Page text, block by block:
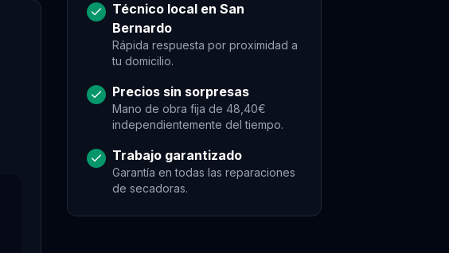
Técnico local en San
Bernardo
Rápida respuesta por proximidad a
tu domicilio.
Precios sin sorpresas
Mano de obra fija de 48,40€
independientemente del tiempo.
Trabajo garantizado
Garantía en todas las reparaciones
de secadoras.